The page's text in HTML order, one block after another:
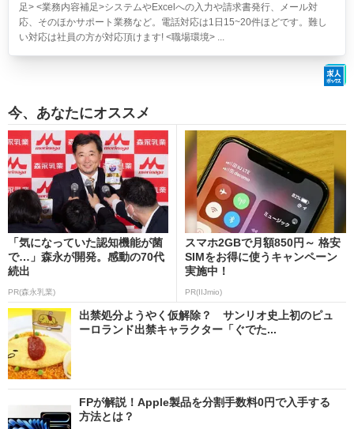
足> <業務内容補足>システムやExcelへの入力や請求書発行、メール対
応、そのほかサポート業務など。電話対応は1日15~20件ほどです。難し
い対応は社員の方が対応頂けます! <職場環境> ...
今、あなたにオススメ
「気になっていた認知機能が菌
で…」森永が開発。感動の70代
続出
PR(森永乳業)
スマホ2GBで月額850円～ 格安
SIMをお得に使うキャンペーン
実施中！
PR(IIJmio)
出禁処分ようやく仮解除？ サンリオ史上初のピュ
ーロランド出禁キャラクター「ぐでた...
FPが解説！Apple製品を分割手数料0円で入手する
方法とは？